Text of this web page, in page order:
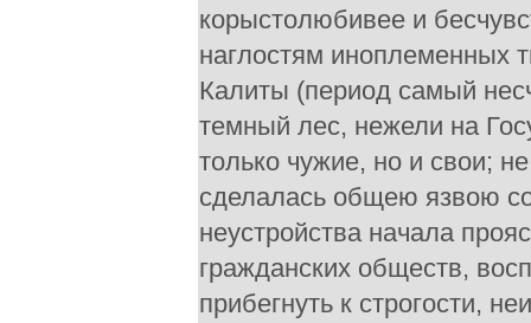
корыстолюбивее и
наглостям иноплеменных
Калиты (период самый
темный лес, нежели на
только чужие, но и свои;
сделалась общею язвою
неустройства начала
гражданских обществ,
прибегнуть к строгости,